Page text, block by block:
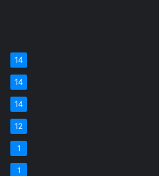
14
14
14
12
1
1